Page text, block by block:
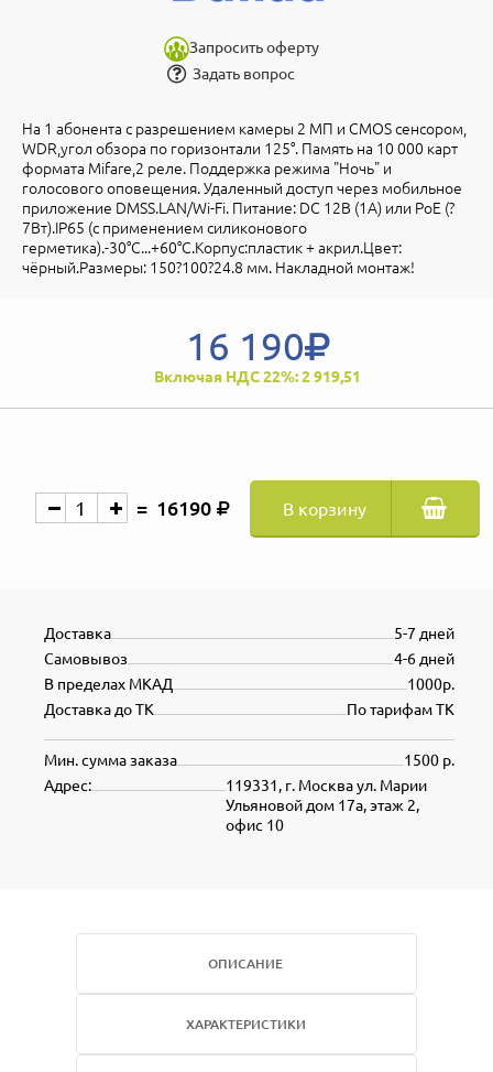
Запросить оферту
Задать вопрос
На 1 абонента с разрешением камеры 2 МП и CMOS сенсором,
WDR,угол обзора по горизонтали 125°. Память на 10 000 карт
формата Mifare,2 реле. Поддержка режима "Ночь" и
голосового оповещения. Удаленный доступ через мобильное
приложение DMSS.LAN/Wi-Fi. Питание: DC 12В (1А) или PoE (?
7Вт).IP65 (с применением силиконового
герметика).-30°C...+60°C.Корпус:пластик + акрил.Цвет:
чёрный.Размеры: 150?100?24.8 мм. Накладной монтаж!
16 190
Включая НДС 22%: 2 919,51
16190 В корзину
5-7 дней
Доставка
4-6 дней
Самовывоз
1000р.
В пределах МКАД
По тарифам ТК
Доставка до ТК
1500 р.
Мин. сумма заказа
119331, г. Москва ул. Марии
Ульяновой дом 17а, этаж 2,
офис 10
Адрес:
ОПИСАНИЕ
ХАРАКТЕРИСТИКИ